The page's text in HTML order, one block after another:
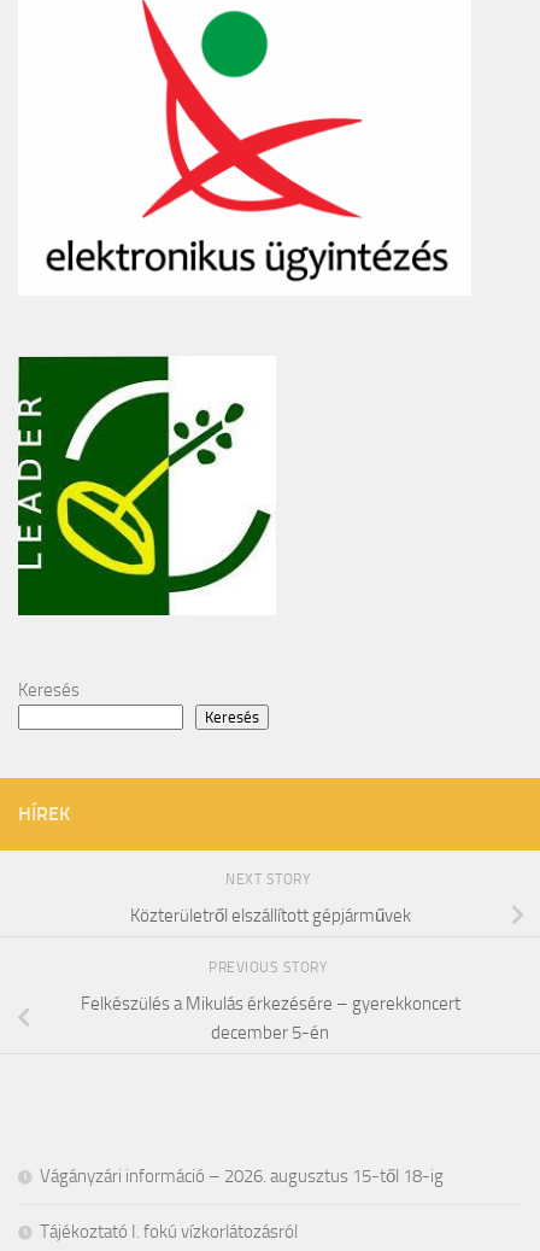
Keresés
Keresés
HÍREK
NEXT STORY
Közterületről elszállított gépjárművek
PREVIOUS STORY
Felkészülés a Mikulás érkezésére – gyerekkoncert
december 5-én
Vágányzári információ – 2026. augusztus 15-től 18-ig
Tájékoztató I. fokú vízkorlátozásról